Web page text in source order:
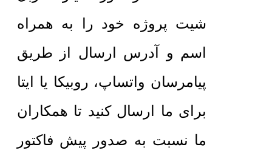
شیت پروژه خود را به همراه
اسم و آدرس ارسال از طریق
پیامرسان واتساپ، روبیکا یا ایتا
برای ما ارسال کنید تا همکاران
ما نسبت به صدور پیش فاکتور